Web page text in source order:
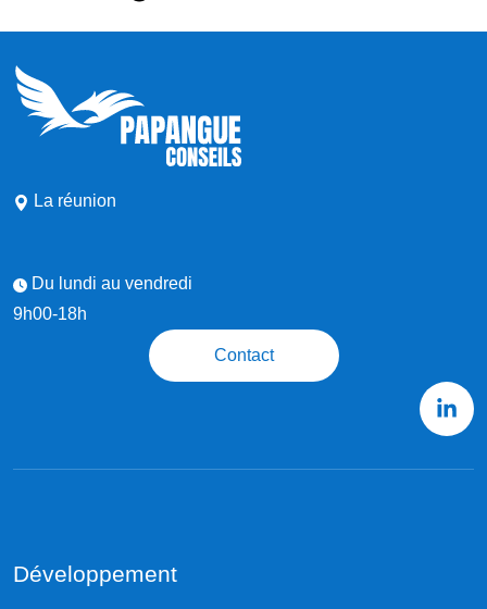
La réunion
Du lundi au vendredi
9h00-18h
Contact
Développement